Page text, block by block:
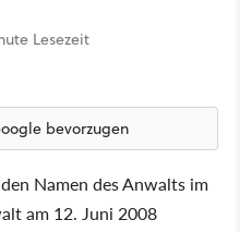
Lesezeit
bevorzugen
Namen des Anwalts im
am 12. Juni 2008